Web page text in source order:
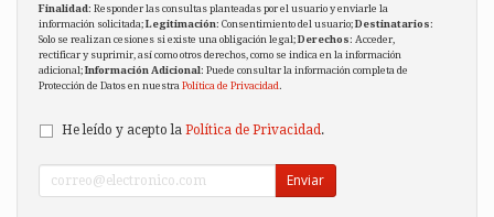
Finalidad: Responder las consultas planteadas por el usuario y enviarle la
información solicitada;Legitimación: Consentimiento del usuario;Destinatarios:
Solo se realizan cesiones si existe una obligación legal;Derechos: Acceder,
rectificar y suprimir, así como otros derechos, como se indica en la información
adicional;Información Adicional: Puede consultar la información completa de
Protección de Datos en nuestra Política de Privacidad.
He leído y acepto la Política de Privacidad .
Enviar